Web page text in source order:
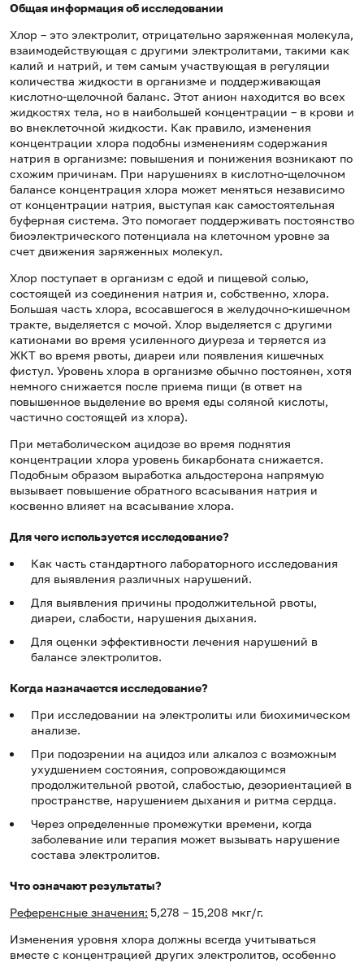
Общая информация об исследовании
Хлор – это электролит, отрицательно заряженная молекула,
взаимодействующая с другими электролитами, такими как
калий и натрий, и тем самым участвующая в регуляции
количества жидкости в организме и поддерживающая
кислотно-щелочной баланс. Этот анион находится во всех
жидкостях тела, но в наибольшей концентрации – в крови и
во внеклеточной жидкости. Как правило, изменения
концентрации хлора подобны изменениям содержания
натрия в организме: повышения и понижения возникают по
схожим причинам. При нарушениях в кислотно-щелочном
балансе концентрация хлора может меняться независимо
от концентрации натрия, выступая как самостоятельная
буферная система. Это помогает поддерживать постоянство
биоэлектрического потенциала на клеточном уровне за
счет движения заряженных молекул.
Хлор поступает в организм с едой и пищевой солью,
состоящей из соединения натрия и, собственно, хлора.
Большая часть хлора, всосавшегося в желудочно-кишечном
тракте, выделяется с мочой. Хлор выделяется с другими
катионами во время усиленного диуреза и теряется из
ЖКТ во время рвоты, диареи или появления кишечных
фистул. Уровень хлора в организме обычно постоянен, хотя
немного снижается после приема пищи (в ответ на
повышенное выделение во время еды соляной кислоты,
частично состоящей из хлора).
При метаболическом ацидозе во время поднятия
концентрации хлора уровень бикарбоната снижается.
Подобным образом выработка альдостерона напрямую
вызывает повышение обратного всасывания натрия и
косвенно влияет на всасывание хлора.
Для чего используется исследование?
Как часть стандартного лабораторного исследования
для выявления различных нарушений.
Для выявления причины продолжительной рвоты,
диареи, слабости, нарушения дыхания.
Для оценки эффективности лечения нарушений в
балансе электролитов.
Когда назначается исследование?
При исследовании на электролиты или биохимическом
анализе.
При подозрении на ацидоз или алкалоз с возможным
ухудшением состояния, сопровождающимся
продолжительной рвотой, слабостью, дезориентацией в
пространстве, нарушением дыхания и ритма сердца.
Через определенные промежутки времени, когда
заболевание или терапия может вызывать нарушение
состава электролитов.
Что означают результаты?
Референсные значения: 5,278 – 15,208 мкг/г.
Изменения уровня хлора должны всегда учитываться
вместе с концентрацией других электролитов, особенно